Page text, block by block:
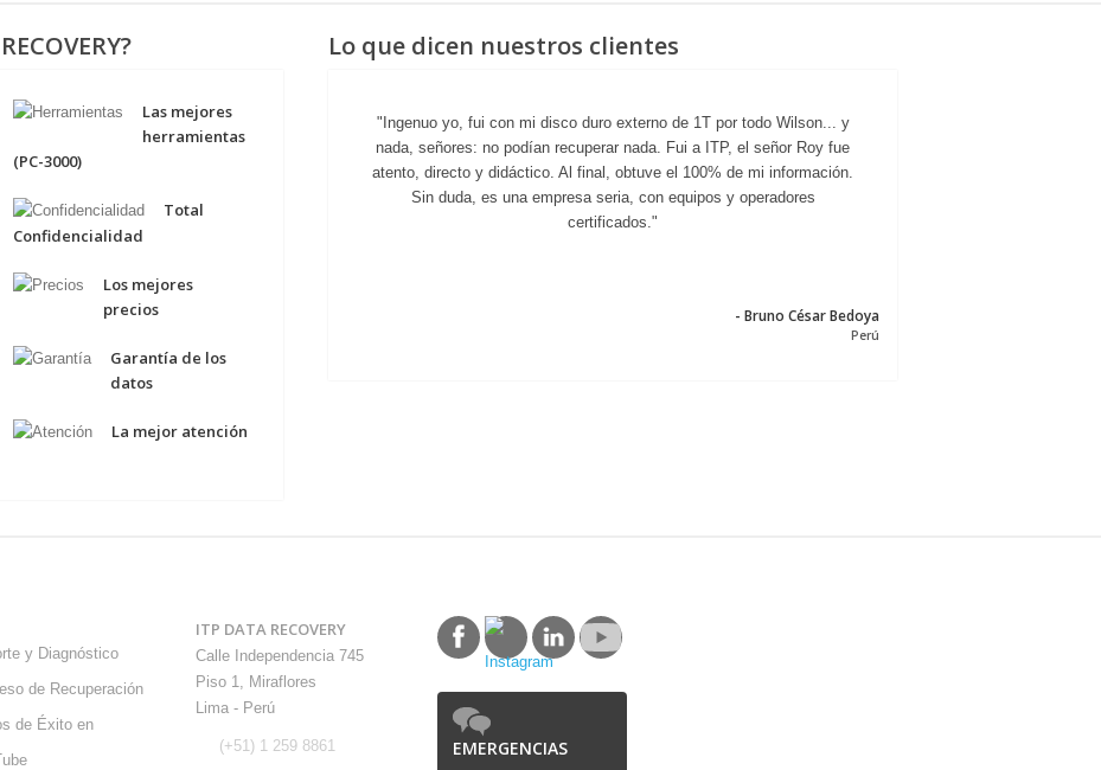
Las mejores
herramientas
(PC-3000)
Total
Confidencialidad
Los mejores
precios
Garantía de los
datos
La mejor atención
Lo que dicen nuestros clientes
"Ingenuo yo, fui con mi disco duro externo de 1T por todo Wilson... y
nada, señores: no podían recuperar nada. Fui a ITP, el señor Roy fue
atento, directo y didáctico. Al final, obtuve el 100% de mi información.
Sin duda, es una empresa seria, con equipos y operadores
certificados."
- Bruno César Bedoya
Perú
y Diagnóstico
de Recuperación
de Éxito en
ITP DATA RECOVERY
Calle Independencia 745
Piso 1, Miraflores
Lima - Perú
(+51) 1 259 8861
EMERGENCIAS